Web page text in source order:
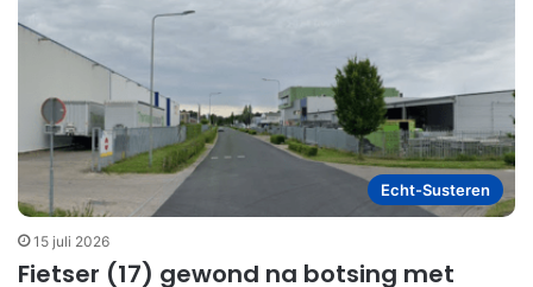
Echt-Susteren
15 juli 2026
Fietser (17) gewond na botsing met